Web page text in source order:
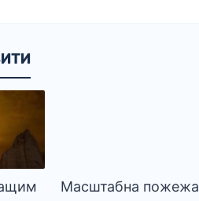
Масштабна